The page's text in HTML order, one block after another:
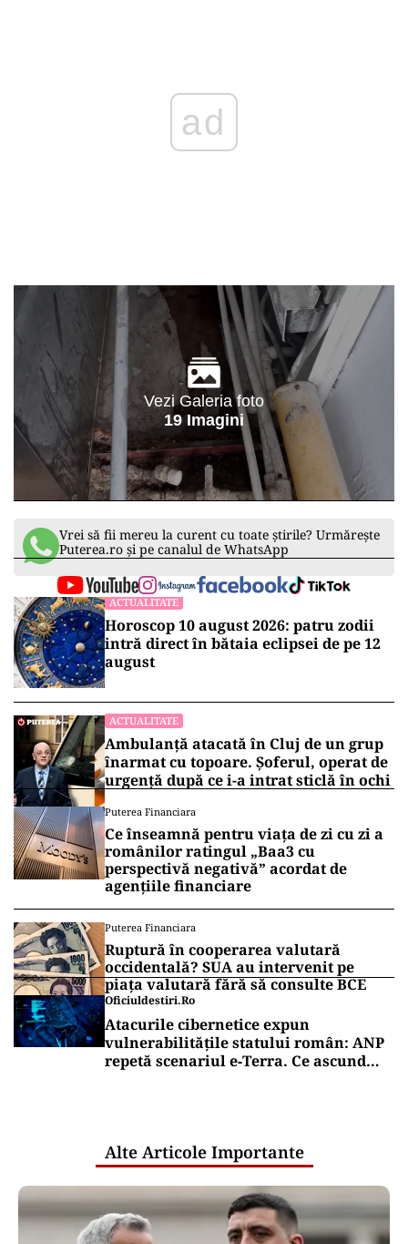
ad
Vezi Galeria foto
19 Imagini
Vrei să fii mereu la curent cu toate știrile? Urmărește
Puterea.ro și pe canalul de WhatsApp
ACTUALITATE
Horoscop 10 august 2026: patru zodii
intră direct în bătaia eclipsei de pe 12
august
ACTUALITATE
Ambulanță atacată în Cluj de un grup
înarmat cu topoare. Șoferul, operat de
urgență după ce i-a intrat sticlă în ochi
Puterea Financiara
Ce înseamnă pentru viața de zi cu zi a
românilor ratingul „Baa3 cu
perspectivă negativă” acordat de
agențiile financiare
Puterea Financiara
Ruptură în cooperarea valutară
occidentală? SUA au intervenit pe
piața valutară fără să consulte BCE
Oficiuldestiri.ro
Atacurile cibernetice expun
vulnerabilitățile statului român: ANP
repetă scenariul e‑Terra. Ce ascund
Alte Articole Importante